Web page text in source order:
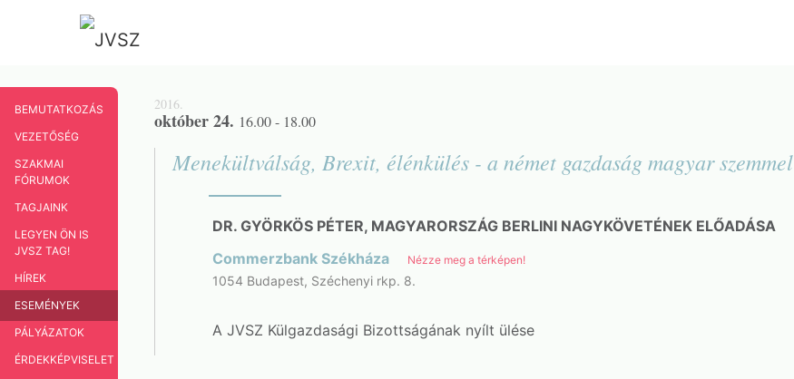
2016.
október 24. 16.00 - 18.00
Menekültválság, Brexit, élénkülés - a német gazdaság magyar szemmel
DR. GYÖRKÖS PÉTER, MAGYARORSZÁG BERLINI NAGYKÖVETÉNEK ELŐADÁSA
Commerzbank Székháza
Nézze meg a térképen!
1054 Budapest, Széchenyi rkp. 8.
A JVSZ Külgazdasági Bizottságának nyílt ülése
BEMUTATKOZÁS
VEZETŐSÉG
SZAKMAI
FÓRUMOK
TAGJAINK
LEGYEN ÖN IS
JVSZ TAG!
HÍREK
ESEMÉNYEK
PÁLYÁZATOK
ÉRDEKKÉPVISELET